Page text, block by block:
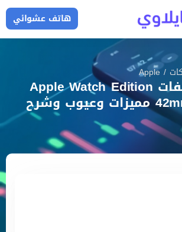
هاتف عشوائي
/
Apple
سعر ومواصفات Apple Watch Edition
42mm (1st gen) مميزات وعيوب وشرح